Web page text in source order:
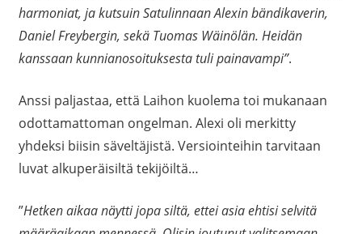
harmoniat, ja kutsuin Satulinnaan Alexin bändikaverin,
Daniel Freybergin, sekä Tuomas Wäinölän. Heidän
kanssaan kunnianosoituksesta tuli painavampi”.
Anssi paljastaa, että Laihon kuolema toi mukanaan
odottamattoman ongelman. Alexi oli merkitty
yhdeksi biisin säveltäjistä. Versiointeihin tarvitaan
luvat alkuperäisiltä tekijöiltä…
”Hetken aikaa näytti jopa siltä, ettei asia ehtisi selvitä